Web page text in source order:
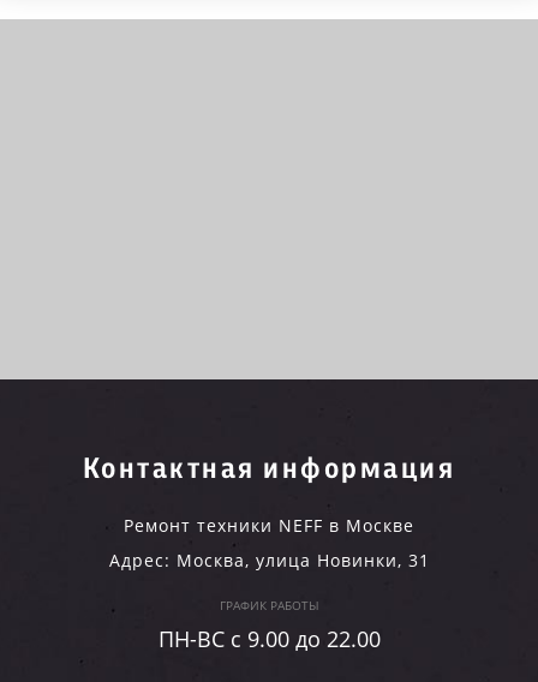
Контактная информация
Ремонт техники NEFF в Москве
Адрес: Москва, улица Новинки, 31
ГРАФИК РАБОТЫ
ПН-ВC c 9.00 до 22.00